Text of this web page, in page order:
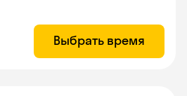
Выбрать время